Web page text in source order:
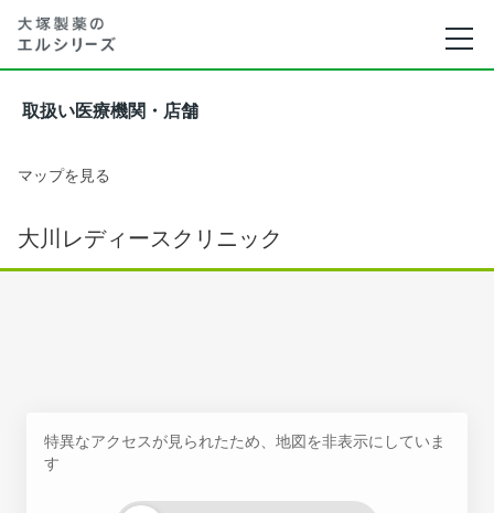
取扱い医療機関・店舗
マップを見る
大川レディースクリニック
特異なアクセスが見られたため、地図を非表示にしていま
す